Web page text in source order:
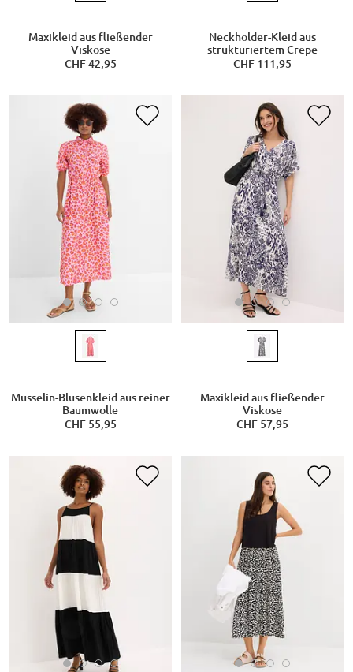
Maxikleid aus fließender
Viskose
CHF 42,95
Neckholder-Kleid aus
strukturiertem Crepe
CHF 111,95
Musselin-Blusenkleid aus reiner
Baumwolle
CHF 55,95
Maxikleid aus fließender
Viskose
CHF 57,95